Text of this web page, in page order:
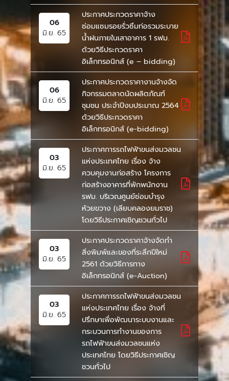
06
มิ.ย. 65
ประกาศประกวดราคาจ้าง
ซ่อมแซมรอยรั่วซึมท่อรวมระบาย
น้ำฝนภายในเสาอาคาร 1 รฟม.
ด้วยวิธีประกวดราคา
อิเล็กทรอนิกส์ (e – bidding)
06
มิ.ย. 65
ประกาศประกวดราคางานจ้างจัด
กิจกรรมตลาดนัดผลิตภัณฑ์
ชุมชน ประจำปีงบประมาณ 2564
ด้วยวิธีประกวดราคา
อิเล็กทรอนิกส์ (e-bidding)
03
มิ.ย. 65
ประกาศการรถไฟฟ้าขนส่งมวลชน
แห่งประเทศไทย เรื่อง จ้าง
ควบคุมงานก่อสร้าง โครงการ
ก่อสร้างอาคารที่พักพนักงาน
รฟม. บริเวณศูนย์ซ่อมบำรุง
ห้วยขวาง (เลียบคลองยมราช)
โดยวิธีประกาศเชิญชวนทั่วไป
03
มิ.ย. 65
ประกาศประกวดราคาจ้างจัดทำ
สิ่งพิมพ์และของที่ระลึกปีใหม่
2561 ด้วยวิธีการทาง
อิเล็กทรอนิกส์ (e-Auction)
03
มิ.ย. 65
ประกาศการรถไฟฟ้าขนส่งมวลชน
แห่งประเทศไทย เรื่อง จ้างที่
ปรึกษาเพื่อพัฒนาระบบงานและ
กระบวนการทำงานของการ
รถไฟฟ้าขนส่งมวลชนแห่ง
ประเทศไทย โดยวิธีประกาศเชิญ
ชวนทั่วไป